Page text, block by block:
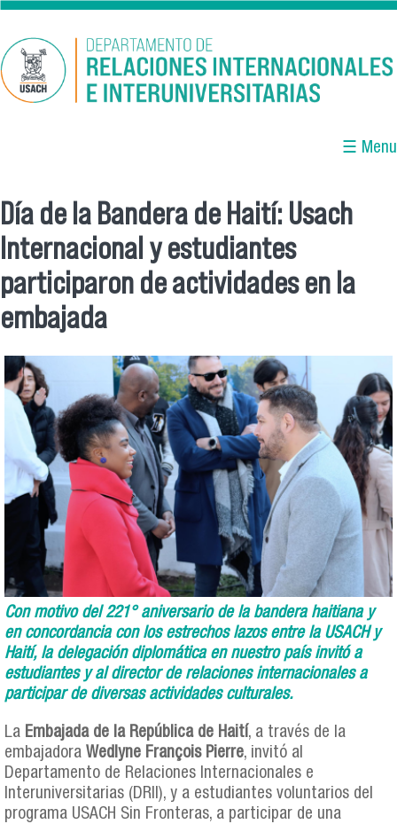
Pasar al contenido principal
☰ Menu
Se encuentra usted aquí
Día de la Bandera de Haití: Usach
Internacional y estudiantes
participaron de actividades en la
embajada
Con motivo del 221° aniversario de la bandera haitiana y
en concordancia con los estrechos lazos entre la USACH y
Haití, la delegación diplomática en nuestro país invitó a
estudiantes y al director de relaciones internacionales a
participar de diversas actividades culturales.
La Embajada de la República de Haití, a través de la
embajadora Wedlyne François Pierre, invitó al
Departamento de Relaciones Internacionales e
Interuniversitarias (DRII), y a estudiantes voluntarios del
programa USACH Sin Fronteras, a participar de una